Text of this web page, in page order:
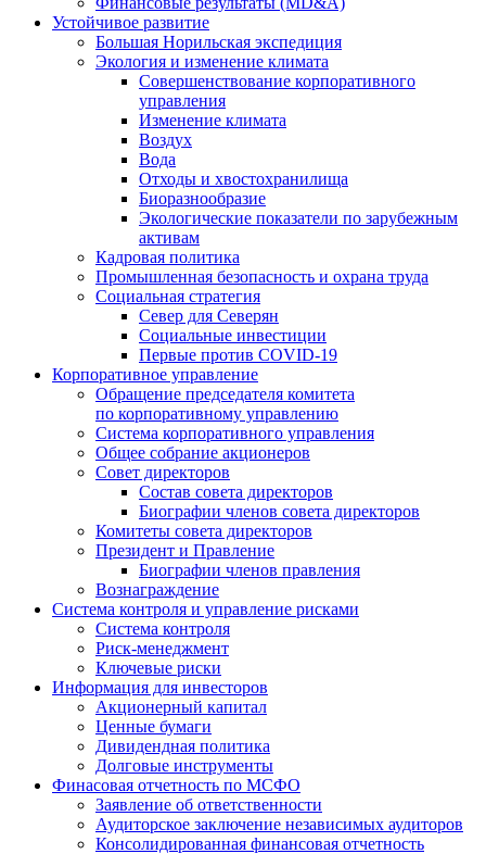
Устойчивое развитие
Большая Норильская экспедиция
Экология и изменение климата
Совершенствование корпоративного
управления
Изменение климата
Воздух
Вода
Отходы и хвостохранилища
Биоразнообразие
Экологические показатели по зарубежным
активам
Кадровая политика
Промышленная безопасность и охрана труда
Социальная стратегия
Север для Северян
Социальные инвестиции
Первые против COVID‑19
Корпоративное управление
Обращение председателя комитета
по корпоративному управлению
Система корпоративного управления
Общее собрание акционеров
Совет директоров
Состав совета директоров
Биографии членов совета директоров
Комитеты совета директоров
Президент и Правление
Биографии членов правления
Вознаграждение
Система контроля и управление рисками
Система контроля
Риск-менеджмент
Ключевые риски
Информация для инвесторов
Акционерный капитал
Ценные бумаги
Дивидендная политика
Долговые инструменты
Финасовая отчетность по МСФО
Заявление об ответственности
Аудиторское заключение независимых аудиторов
Консолидированная финансовая отчетность